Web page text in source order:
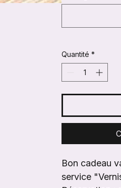
Quantité *
Bon cadeau
service